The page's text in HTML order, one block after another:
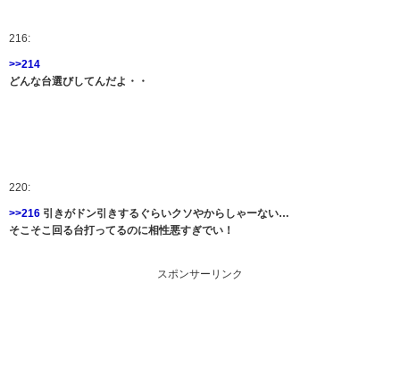
216:
>>214
どんな台選びしてんだよ・・
220:
>>216 引きがドン引きするぐらいクソやからしゃーない…
そこそこ回る台打ってるのに相性悪すぎでい！
スポンサーリンク